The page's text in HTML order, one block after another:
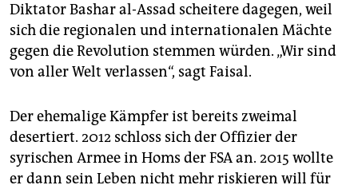
Diktator Bashar al-Assad scheitere dagegen, weil
sich die regionalen und internationalen Mächte
gegen die Revolution stemmen würden. „Wir sind
von aller Welt verlassen“, sagt Faisal.
Der ehemalige Kämpfer ist bereits zweimal
desertiert. 2012 schloss sich der Offizier der
syrischen Armee in Homs der FSA an. 2015 wollte
er dann sein Leben nicht mehr riskieren will für